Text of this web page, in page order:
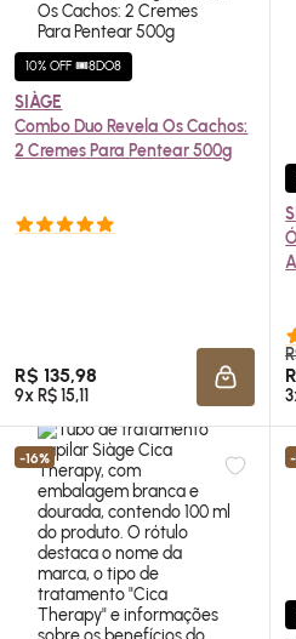
10% OFF 🎟️8DO8
SIÀGE
Combo Duo Revela Os Cachos:
2 Cremes Para Pentear 500g
R$ 135,98
9x R$ 15,11
-16%